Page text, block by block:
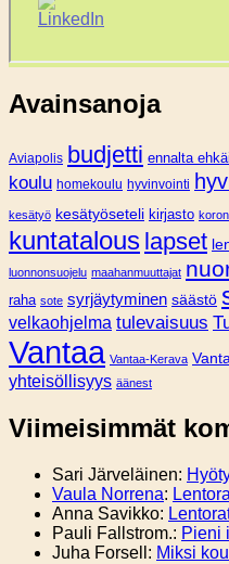
Avainsanoja
Aviapolis budjetti ennalta
koulu homekoulu hyvinvointi
kesätyö kesätyöseteli kirjasto
kuntatalous lapset
luonnonsuojelu maahanmuuttajat
raha sote syrjäytyminen säästö
velkaohjelma tulevaisuus
Vantaa Vantaa-Kerava
yhteisöllisyys äänest
Viimeisimmät
Sari Järveläinen:
Vaula Norrena:
Anna Savikko:
Pauli Fallstrom.: Pieni
Juha Forsell : Miksi